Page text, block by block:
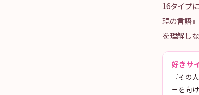
16タイプ
現の言語
を理解し
好きサ
『その
ーを向